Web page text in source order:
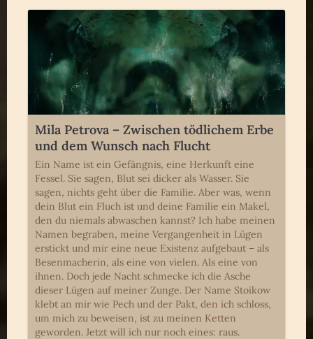
Mila Petrova – Zwischen tödlichem Erbe
und dem Wunsch nach Flucht
Ein Name ist ein Gefängnis, eine Herkunft eine
Fessel. Sie sagen, Blut sei dicker als Wasser. Sie
sagen, nichts geht über die Familie. Aber was, wenn
dein Blut ein Fluch ist und deine Familie ein Makel,
den du niemals abwaschen kannst? Ich habe meinen
Namen begraben, meine Vergangenheit in Lügen
erstickt und mir eine neue Existenz aufgebaut – als
Besenmacherin, als eine von vielen. Als eine von
ihnen. Doch jede Nacht schmecke ich die Asche
dieser Lügen auf meiner Zunge. Der Name Stoikow
klebt an mir wie Pech und der Pakt, den ich schloss,
um mich zu beweisen, ist zu meinen Ketten
geworden. Jetzt will ich nur noch eines: raus.